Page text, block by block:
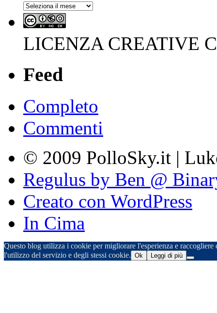
Archivi
LICENZA CREATIVE
Feed
Completo
Commenti
© 2009 PolloSky.it |
Regulus by Ben @
Creato con WordPress
In Cima
Questo blog utilizza i cookie per migliorare l'esperienza e
l'utilizzo del servizio e degli stessi cookie. Ok Leggi di più